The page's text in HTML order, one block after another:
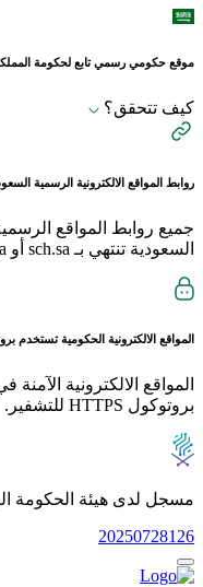
موقع حكومي رسمي تابع لحكومة المملكة
كيف تتحقق؟
روابط المواقع الالكترونية الرسمية
جميع روابط المواقع
السعودية تنتهي بـ sch.sa أو edu.sa
المواقع الالكترونية الحكومية تستخدم
المواقع الالكترونية
بروتوكول HTTPS للتشفير.
مسجل لدى هيئة الحكومة
20250728126